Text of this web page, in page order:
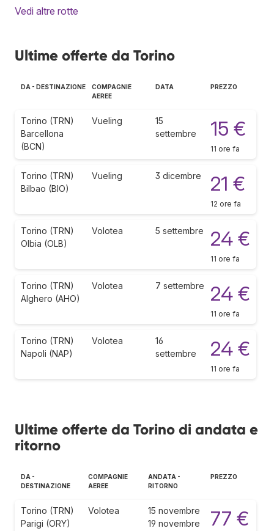
Vedi altre rotte
Ultime offerte da Torino
DA - DESTINAZIONE
COMPAGNIE
AEREE
DATA PREZZO
Torino (TRN)
Barcellona
(BCN)
Vueling
15
settembre
15 €
11 ore fa
Torino (TRN)
Bilbao (BIO)
Vueling 3 dicembre 21 €
12 ore fa
Torino (TRN)
Olbia (OLB)
Volotea 5 settembre 24 €
11 ore fa
Torino (TRN)
Alghero (AHO)
Volotea 7 settembre 24 €
11 ore fa
Torino (TRN)
Napoli (NAP)
Volotea
16
settembre
24 €
11 ore fa
Ultime offerte da Torino di andata e
ritorno
DA -
DESTINAZIONE
COMPAGNIE
AEREE
ANDATA -
RITORNO
PREZZO
Torino (TRN)
Parigi (ORY)
Volotea
15 novembre
19 novembre
77 €